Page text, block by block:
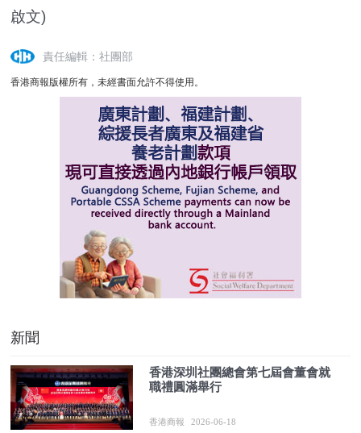
啟文)
責任編輯：社團部
香港商報版權所有，未經書面允許不得使用。
新聞
香港深圳社團總會第七屆會董會就
職禮圓滿舉行
香港商報 2026-06-18